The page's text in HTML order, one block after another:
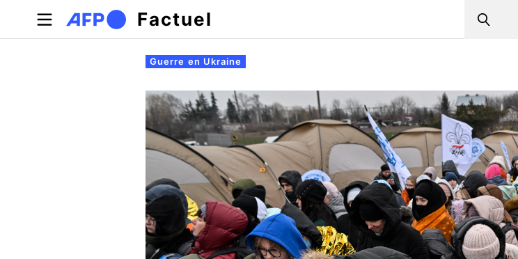
Aller au contenu principal
Factuel Search
Onglets principaux
Guerre en Ukraine